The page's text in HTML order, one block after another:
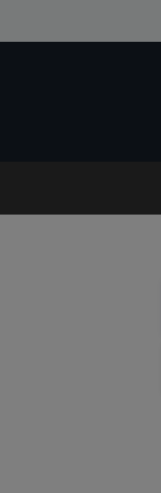
to